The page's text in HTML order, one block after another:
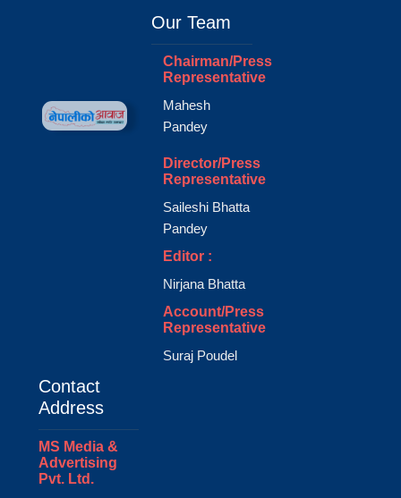
Our Team
Chairman/Press
Representative
Mahesh
Pandey
Director/Press
Representative
Saileshi Bhatta
Pandey
Editor :
Nirjana Bhatta
Account/Press
Representative
Suraj Poudel
Contact
Address
MS Media &
Advertising
Pvt. Ltd.